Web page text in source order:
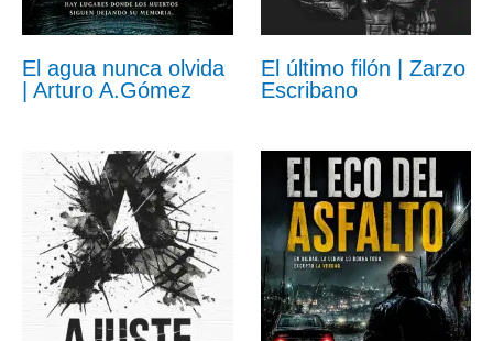
El agua nunca olvida
| Arturo A.Gómez
El último filón | Zarzo
Escribano